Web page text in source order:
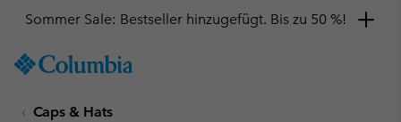
TO
SKIP
Sommer Sale: Bestseller hinzugefügt. Bis zu 50 %!
Caps & Hats